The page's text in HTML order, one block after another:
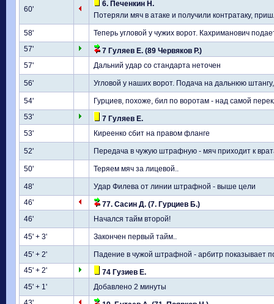
60'
6. Печенкин Н.
Потеряли мяч в атаке и получили контратаку,
58'
Теперь угловой у чужих ворот. Кахриманович
57'
7 Гуляев Е. (89 Червяков Р.)
57'
Дальний удар со стандарта неточен
56' Угловой у наших ворот. Подача на дальнюю
54'
Гурциев, похоже, бил по воротам - над самой
53'
7 Гуляев Е.
53'
Киреенко сбит на правом фланге
52' Передача в чужую штрафную - мяч приходит к
50' Теряем мяч за лицевой..
48'
Удар Филева от линии штрафной - выше цели
46'
77. Сасин Д. (7. Гурциев Б.)
46'
Начался тайм второй!
45' + 3' Закончен первый тайм..
45' + 2'
Падение в чужой штрафной - арбитр показывает
45' + 2'
74 Гузиев Е.
45' + 1'
Добавлено 2 минуты